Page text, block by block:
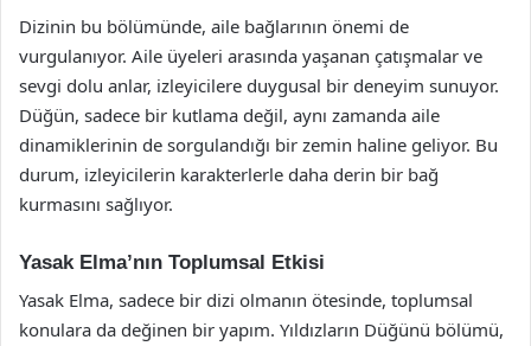
Dizinin bu bölümünde, aile bağlarının önemi de
vurgulanıyor. Aile üyeleri arasında yaşanan çatışmalar ve
sevgi dolu anlar, izleyicilere duygusal bir deneyim sunuyor.
Düğün, sadece bir kutlama değil, aynı zamanda aile
dinamiklerinin de sorgulandığı bir zemin haline geliyor. Bu
durum, izleyicilerin karakterlerle daha derin bir bağ
kurmasını sağlıyor.
Yasak Elma’nın Toplumsal Etkisi
Yasak Elma, sadece bir dizi olmanın ötesinde, toplumsal
konulara da değinen bir yapım. Yıldızların Düğünü bölümü,